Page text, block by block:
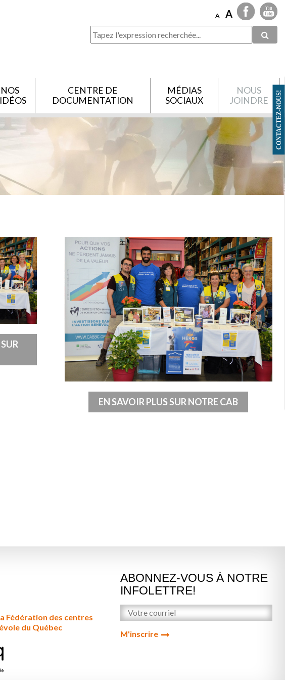
CONTACTEZ-NOUS!
A A
NOS
CENTRE DE
DOCUMENTATION
MÉDIAS
SOCIAUX
NOUS
JOINDRE
EN SAVOIR PLUS SUR NOTRE CAB
Fédération des centres
du Québec
ABONNEZ-VOUS À NOTRE
INFOLETTRE!
M'inscrire